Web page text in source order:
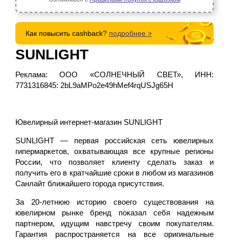
Как повысить cashback? подробнее >
SUNLIGHT
Реклама: ООО «СОЛНЕЧНЫЙ СВЕТ», ИНН:
7731316845: 2bL9aMPo2e49hMef4rqUSJg65H
Ювелирный интернет-магазин SUNLIGHT
SUNLIGHT — первая российская сеть ювелирных
гипермаркетов, охватывающая все крупные регионы
России, что позволяет клиенту сделать заказ и
получить его в кратчайшие сроки в любом из магазинов
Санлайт ближайшего города присутствия.
За 20-летнюю историю своего существования на
ювелирном рынке бренд показал себя надежным
партнером, идущим навстречу своим покупателям.
Гарантия распространяется на все оригинальные